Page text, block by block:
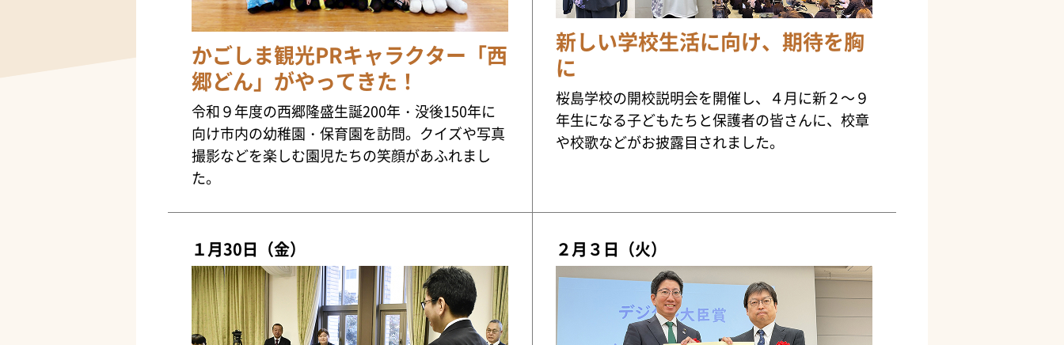
かごしま観光PRキャラクター「西
郷どん」がやってきた！
令和９年度の西郷隆盛生誕200年・没後150年に
向け市内の幼稚園・保育園を訪問。クイズや写真
撮影などを楽しむ園児たちの笑顔があふれまし
た。
新しい学校生活に向け、期待を胸
に
桜島学校の開校説明会を開催し、４月に新２～９
年生になる子どもたちと保護者の皆さんに、校章
や校歌などがお披露目されました。
１月30日（金） ２月３日（火）